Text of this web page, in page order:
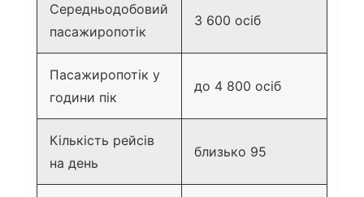
Середньодобовий
пасажиропотік
3 600 осіб
Пасажиропотік у
години пік
до 4 800 осіб
Кількість рейсів
на день
близько 95